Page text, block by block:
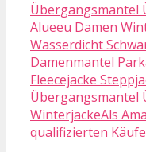
Alueeu Damen
Wasserdicht
Damenmantel
Fleecejacke
Übergangsmantel
WinterjackeAls
qualifizierten